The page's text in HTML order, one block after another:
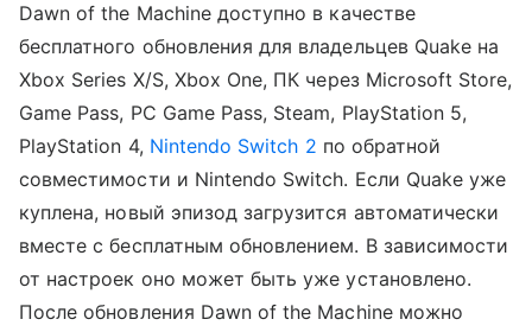
Dawn of the Machine доступно в качестве
бесплатного обновления для владельцев Quake на
Xbox Series X/S, Xbox One, ПК через Microsoft Store,
Game Pass, PC Game Pass, Steam, PlayStation 5,
PlayStation 4, Nintendo Switch 2 по обратной
совместимости и Nintendo Switch. Если Quake уже
куплена, новый эпизод загрузится автоматически
вместе с бесплатным обновлением. В зависимости
от настроек оно может быть уже установлено.
После обновления Dawn of the Machine можно